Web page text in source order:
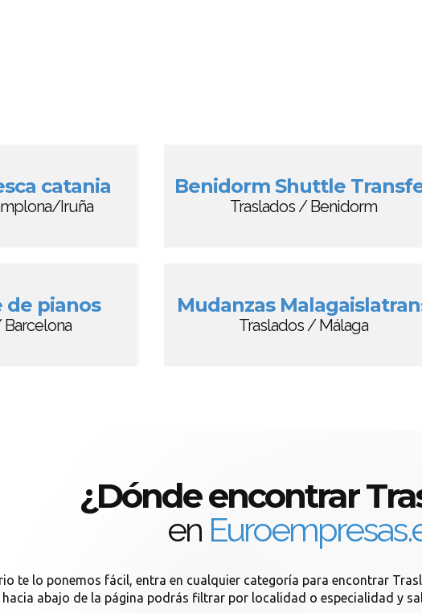
catania
Iruña
Benidorm Shuttle
Traslados / Benidorm
de pianos Mudanzas
Traslados / Málaga
¿Dónde encontrar
en
te lo ponemos fácil, entra en cualquier categoría para encontrar
hacia abajo de la página podrás filtrar por localidad o especialidad y